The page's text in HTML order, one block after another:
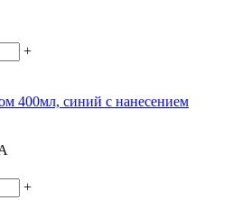
+
400мл, синий с нанесением
+